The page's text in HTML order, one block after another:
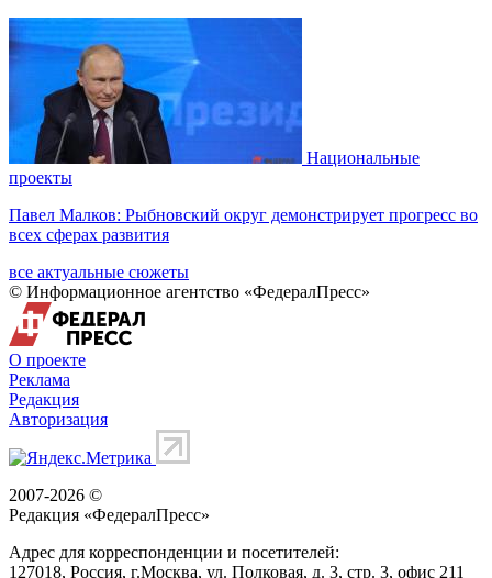
Национальные
проекты
Павел Малков: Рыбновский округ демонстрирует прогресс во
всех сферах развития
все актуальные сюжеты
© Информационное агентство «ФедералПресс»
О проекте
Реклама
Редакция
Авторизация
2007-2026 ©
Редакция «ФедералПресс»
Адрес для корреспонденции и посетителей:
127018, Россия, г.Москва, ул. Полковая, д. 3, стр. 3, офис 211